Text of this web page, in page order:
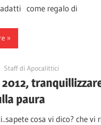
come regalo di
Staff di Apocalittici
paura
cosa vi dico? che vi